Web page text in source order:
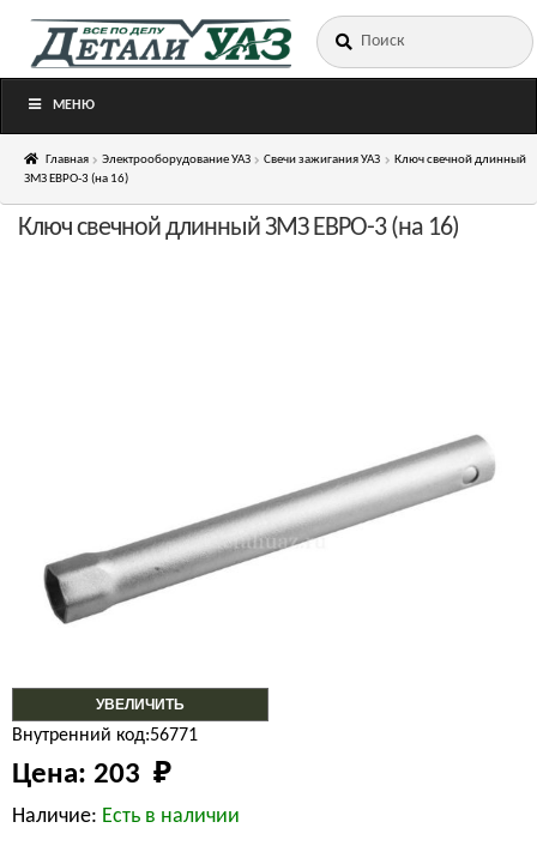
Перейти
Перейти
Искать:
МЕНЮ
Главная Электрооборудование УАЗ Свечи зажигания УАЗ
Ключ свечной длинный
ЗМЗ ЕВРО-3 (на 16)
УВЕЛИЧИТЬ
Ключ свечной длинный ЗМЗ ЕВРО-3 (на 16)
Внутренний код:56771
Цена: 203 ₽
Наличие: Есть в наличии